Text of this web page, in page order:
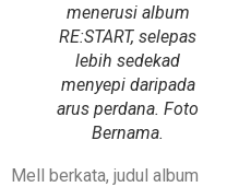
menerusi album
RE:START, selepas
lebih sedekad
menyepi daripada
arus perdana. Foto
Bernama.
Mell berkata, judul album